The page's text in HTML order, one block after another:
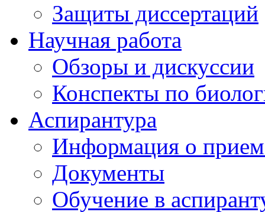
Защиты диссертаций
Научная работа
Обзоры и дискуссии
Конспекты по
Аспирантура
Информация о
Документы
Обучение в